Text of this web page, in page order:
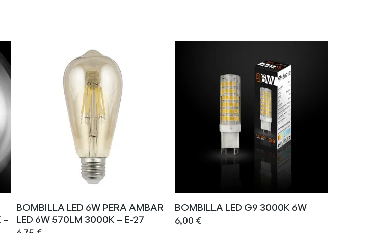
–
BOMBILLA LED 6W PERA AMBAR
LED 6W 570LM 3000K – E-27
BOMBILLA LED G9 3000K 6W
6,00 €